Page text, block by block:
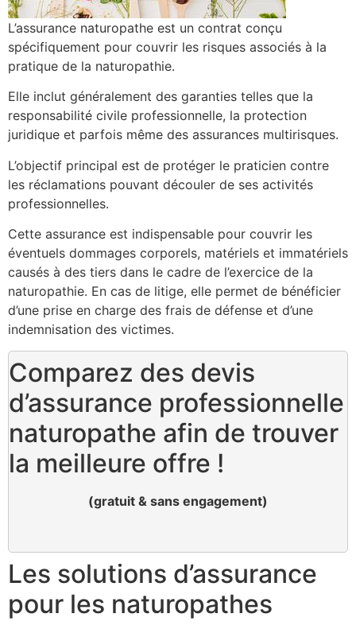
L’assurance naturopathe est un contrat conçu
spécifiquement pour couvrir les risques associés à la
pratique de la naturopathie.
Elle inclut généralement des garanties telles que la
responsabilité civile professionnelle, la protection
juridique et parfois même des assurances multirisques.
L’objectif principal est de protéger le praticien contre
les réclamations pouvant découler de ses activités
professionnelles.
Cette assurance est indispensable pour couvrir les
éventuels dommages corporels, matériels et immatériels
causés à des tiers dans le cadre de l’exercice de la
naturopathie. En cas de litige, elle permet de bénéficier
d’une prise en charge des frais de défense et d’une
indemnisation des victimes.
Comparez des devis
d’assurance professionnelle
naturopathe afin de trouver
la meilleure offre !
(gratuit & sans engagement)
Les solutions d’assurance
pour les naturopathes